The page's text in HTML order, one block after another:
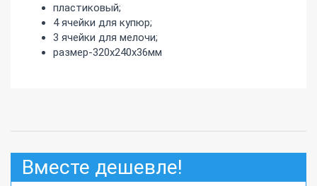
пластиковый;
4 ячейки для купюр;
3 ячейки для мелочи;
размер-320х240х36мм
Вместе дешевле!